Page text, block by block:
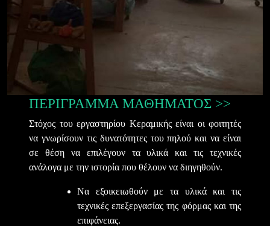
ΠΕΡΙΓΡΑΜΜΑ ΜΑΘΗΜΑΤΟΣ >>
Στόχος του εργαστηρίου Κεραμικής είναι οι φοιτητές
να γνωρίσουν τις δυνατότητες του πηλού και να είναι
σε θέση να επιλέγουν τα υλικά και τις τεχνικές
ανάλογα με την ιστορία που θέλουν να διηγηθούν.
Να εξοικειωθούν με τα υλικά και τις
τεχνικές επεξεργασίας της φόρμας και της
επιφάνειας.